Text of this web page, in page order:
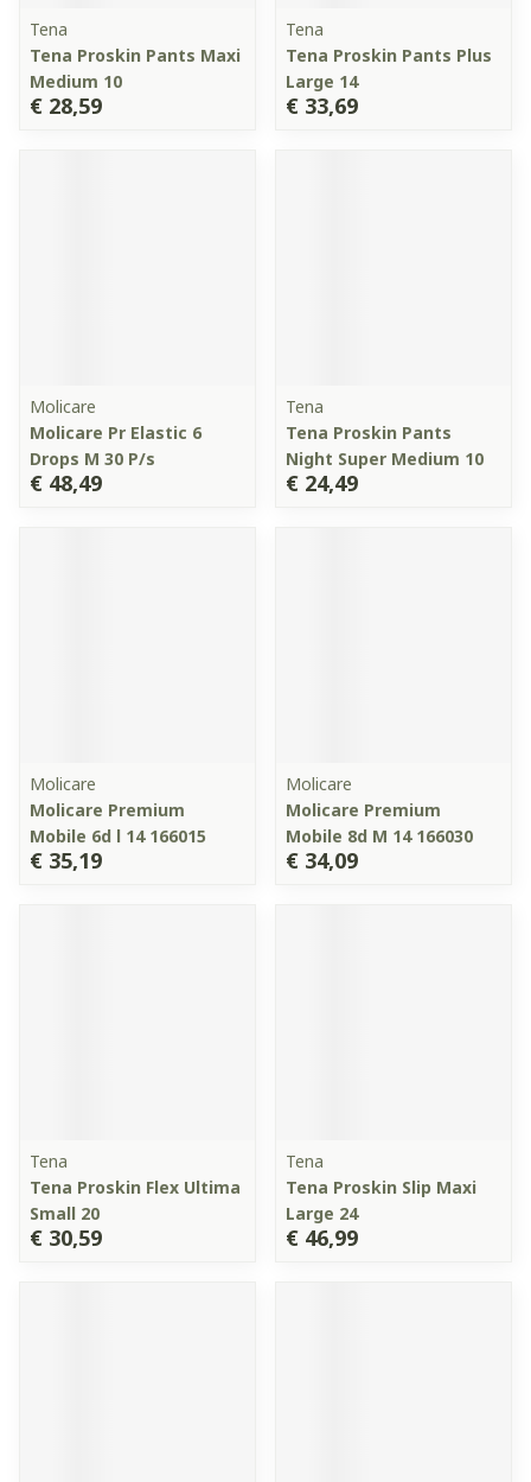
Tena
Tena Proskin Pants Maxi
Medium 10
€ 28,59
Tena
Tena Proskin Pants Plus
Large 14
€ 33,69
Molicare
Molicare Pr Elastic 6
Drops M 30 P/s
€ 48,49
Tena
Tena Proskin Pants
Night Super Medium 10
€ 24,49
Molicare
Molicare Premium
Mobile 6d l 14 166015
€ 35,19
Molicare
Molicare Premium
Mobile 8d M 14 166030
€ 34,09
Tena
Tena Proskin Flex Ultima
Small 20
€ 30,59
Tena
Tena Proskin Slip Maxi
Large 24
€ 46,99